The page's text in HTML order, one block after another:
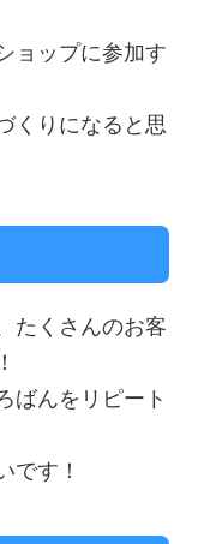
ョップに参加す
くりになると思
たくさんのお客
ばんをリピート
です！